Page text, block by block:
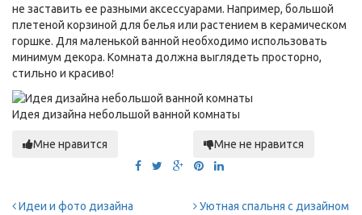
не заставить ее разными аксессуарами. Например, большой
плетеной корзиной для белья или растением в керамическом
горшке. Для маленькой ванной необходимо использовать
минимум декора. Комната должна выглядеть просторно,
стильно и красиво!
Идея дизайна небольшой ванной комнаты
Мне нравится Мне не нравится
Идеи и фото дизайна
Уютная спальня с дизайном